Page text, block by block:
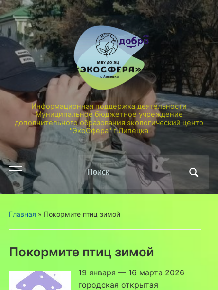
Информационная поддержка деятельности
Муниципальное бюджетное учреждение
дополнительного образования экологический центр
"ЭкоСфера" г.Липецка
Переключить
мобильное
меню
Поиск
по:
Главная » Покормите птиц зимой
Покормите птиц зимой
19 января — 16 марта 2026
городская открытая